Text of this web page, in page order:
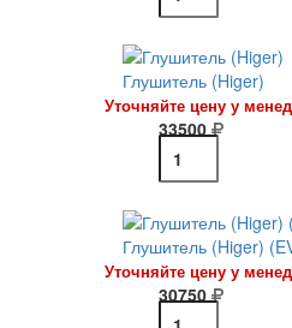
Глушитель (Higer)
Уточняйте цену у
33500
Глушитель (Higer)
Уточняйте цену у
30750